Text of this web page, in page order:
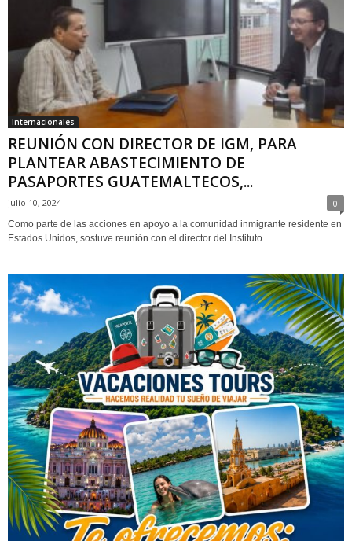
Internacionales
REUNIÓN CON DIRECTOR DE IGM, PARA
PLANTEAR ABASTECIMIENTO DE
PASAPORTES GUATEMALTECOS,...
julio 10, 2024 0
Como parte de las acciones en apoyo a la comunidad inmigrante residente en
Estados Unidos, sostuve reunión con el director del Instituto...